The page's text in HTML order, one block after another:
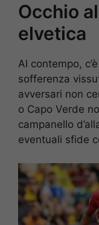
Occhio
elvetica
Al contempo,
sofferenza
avversari non
o Capo Verde
campanello
eventuali sfide